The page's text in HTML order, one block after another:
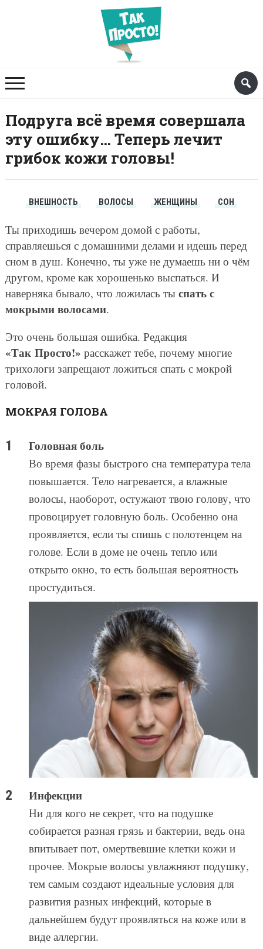
Подруга всё время совершала
эту ошибку… Теперь лечит
грибок кожи головы!
ВНЕШНОСТЬ ВОЛОСЫ ЖЕНЩИНЫ СОН
Ты приходишь вечером домой с работы,
справляешься с домашними делами и идешь перед
сном в душ. Конечно, ты уже не думаешь ни о чём
другом, кроме как хорошенько выспаться. И
наверняка бывало, что ложилась ты спать с
мокрыми волосами.
Это очень большая ошибка. Редакция
«Так Просто!» расскажет тебе, почему многие
трихологи запрещают ложиться спать с мокрой
головой.
МОКРАЯ ГОЛОВА
Головная боль
Во время фазы быстрого сна температура тела
повышается. Тело нагревается, а влажные
волосы, наоборот, остужают твою голову, что
провоцирует головную боль. Особенно она
проявляется, если ты спишь с полотенцем на
голове. Если в доме не очень тепло или
открыто окно, то есть большая вероятность
простудиться.
Инфекции
Ни для кого не секрет, что на подушке
собирается разная грязь и бактерии, ведь она
впитывает пот, омертвевшие клетки кожи и
прочее. Мокрые волосы увлажняют подушку,
тем самым создают идеальные условия для
развития разных инфекций, которые в
дальнейшем будут проявляться на коже или в
виде аллергии.